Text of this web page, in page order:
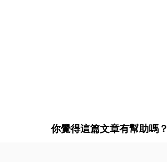
你覺得這篇文章有幫助嗎？